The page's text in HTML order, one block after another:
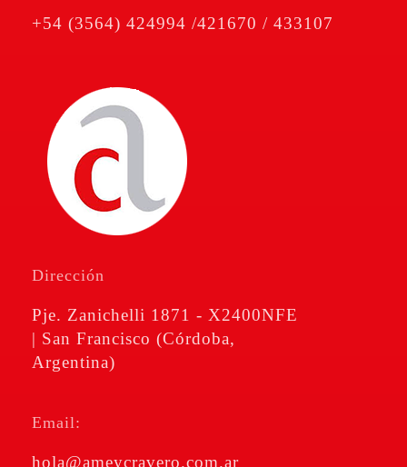
+54 (3564) 424994 /421670 / 433107
Dirección
Pje. Zanichelli 1871 - X2400NFE
| San Francisco (Córdoba,
Argentina)
Email:
hola@ameycravero.com.ar